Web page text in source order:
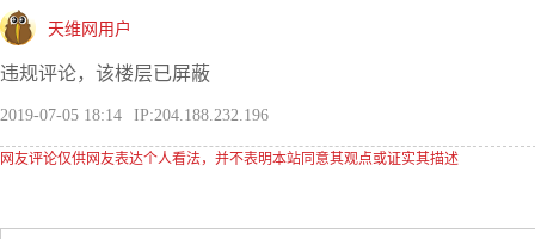
天维网用户
违规评论，该楼层已屏蔽
2019-07-05 18:14 IP:204.188.232.196
网友评论仅供网友表达个人看法，并不表明本站同意其观点或证实其描述